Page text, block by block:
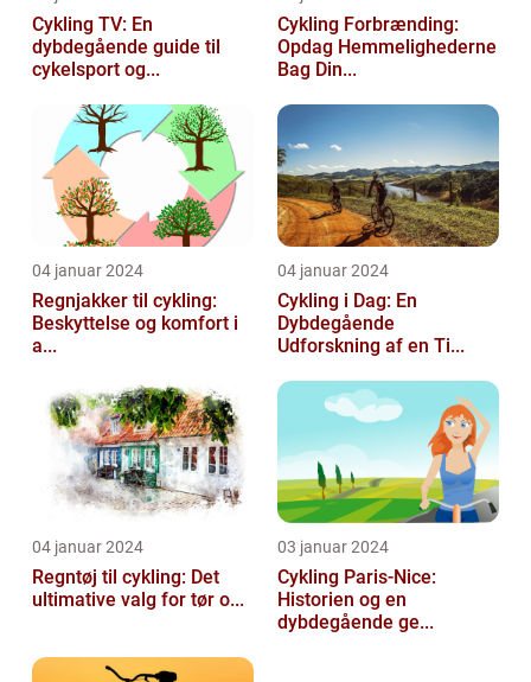
Cykling TV: En
dybdegående guide til
cykelsport og...
Cykling Forbrænding:
Opdag Hemmelighederne
Bag Din...
04 januar 2024
Regnjakker til cykling:
Beskyttelse og komfort i
a...
04 januar 2024
Cykling i Dag: En
Dybdegående
Udforskning af en Ti...
04 januar 2024
Regntøj til cykling: Det
ultimative valg for tør o...
03 januar 2024
Cykling Paris-Nice:
Historien og en
dybdegående ge...